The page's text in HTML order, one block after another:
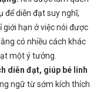
để diễn đạt suy nghĩ,
hạn ở việc nói được
có nhiều cách khác
một ý tưởng.
diễn đạt, giúp bé linh
ngữ từ sớm kích thích